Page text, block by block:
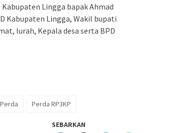
Lingga bapak Ahmad
Kabupaten Lingga, Wakil bupati
lurah, Kepala desa serta BPD
Perda RP3KP
SEBARKAN